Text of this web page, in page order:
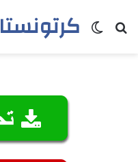
كرتونستابحث عنالوضع المظلم